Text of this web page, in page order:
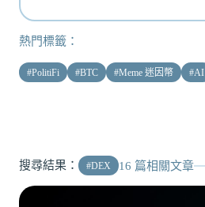
熱門標籤：
#PolitiFi #BTC #Meme 迷因幣 #AI
搜尋結果： #DEX 16 篇相關文章